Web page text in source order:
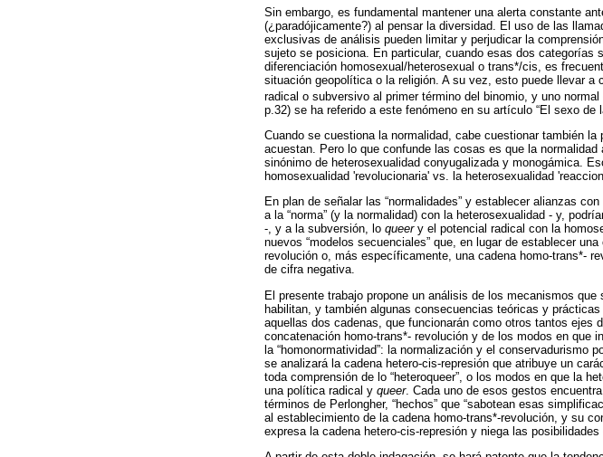
Sin embargo, es fundamental mantener una alerta constante
(¿paradójicamente?) al pensar la diversidad. El uso de las
exclusivas de análisis pueden limitar y perjudicar la
sujeto se posiciona. En particular, cuando esas dos
diferenciación homosexual/heterosexual o trans*/cis, es
situación geopolítica o la religión. A su vez, esto puede llevar a
radical o subversivo al primer término del binomio, y uno
p.32) se ha referido a este fenómeno en su artículo “El sexo
Cuando se cuestiona la normalidad, cabe cuestionar también
acuestan. Pero lo que confunde las cosas es que la
sinónimo de heterosexualidad conyugalizada y monogámica.
homosexualidad 'revolucionaria' vs. la heterosexualidad
En plan de señalar las “normalidades” y establecer alianzas
a la “norma” (y la normalidad) con la heterosexualidad - y,
-, y a la subversión, lo queery el potencial radical con la
nuevos “modelos secuenciales” que, en lugar de establecer
revolución o, más específicamente, una cadena homo-trans*-
de cifra negativa.
El presente trabajo propone un análisis de los mecanismos
habilitan, y también algunas consecuencias teóricas y
aquellas dos cadenas, que funcionarán como otros tantos ejes
concatenación homo-trans*- revolución y de los modos en que
la “homonormatividad”: la normalización y el conservadurismo
se analizará la cadena hetero-cis-represión que atribuye un
toda comprensión de lo “heteroqueer”, o los modos en que la
una política radical y queer. Cada uno de esos gestos
términos de Perlongher, “hechos” que “sabotean esas
al establecimiento de la cadena homo-trans*-revolución, y su
expresa la cadena hetero-cis-represión y niega las posibilidades